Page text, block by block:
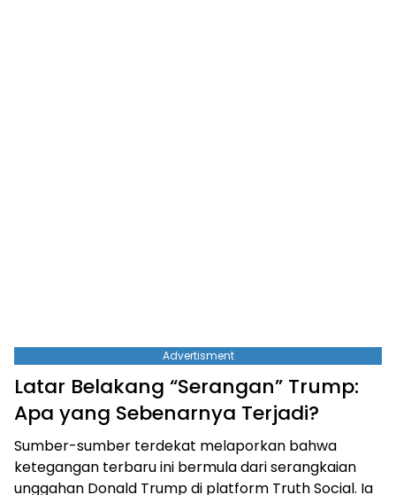
Advertisment
Latar Belakang “Serangan” Trump:
Apa yang Sebenarnya Terjadi?
Sumber-sumber terdekat melaporkan bahwa
ketegangan terbaru ini bermula dari serangkaian
unggahan Donald Trump di platform Truth Social. Ia